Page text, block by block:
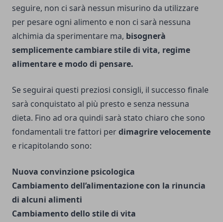
seguire, non ci sarà nessun misurino da utilizzare
per pesare ogni alimento e non ci sarà nessuna
alchimia da sperimentare ma, bisognerà
semplicemente cambiare stile di vita, regime
alimentare e modo di pensare.
Se seguirai questi preziosi consigli, il successo finale
sarà conquistato al più presto e senza nessuna
dieta. Fino ad ora quindi sarà stato chiaro che sono
fondamentali tre fattori perdimagrire velocemente
e ricapitolando sono:
Nuova convinzione psicologica
Cambiamento dell’alimentazione con la rinuncia
di alcuni alimenti
Cambiamento dello stile di vita